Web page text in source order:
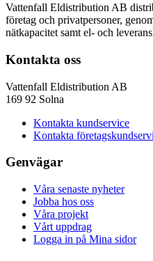
Vattenfall Eldistribution AB
företag och privatpersoner,
nätkapacitet samt el- och
Kontakta oss
Vattenfall Eldistribution AB
169 92 Solna
Kontakta kundservice
Kontakta
Genvägar
Våra senaste nyheter
Jobba hos oss
Våra projekt
Vårt uppdrag
Logga in på Mina sidor